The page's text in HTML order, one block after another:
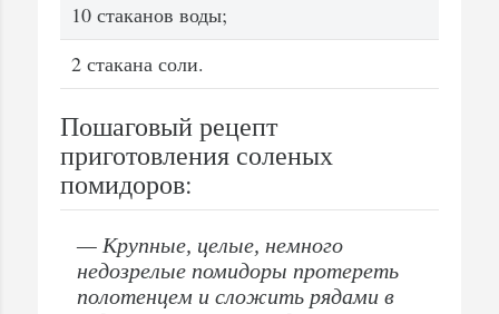
10 стаканов воды;
2 стакана соли.
Пошаговый рецепт
приготовления соленых
помидоров:
— Крупные, целые, немного
недозрелые помидоры протереть
полотенцем и сложить рядами в